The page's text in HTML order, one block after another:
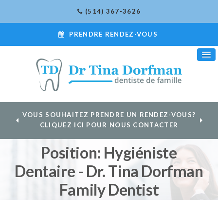
(514) 367-3626
PRENDRE RENDEZ-VOUS
VOUS SOUHAITEZ PRENDRE UN RENDEZ-VOUS?
CLIQUEZ ICI POUR NOUS CONTACTER
Position: Hygiéniste
Dentaire - Dr. Tina Dorfman
Family Dentist